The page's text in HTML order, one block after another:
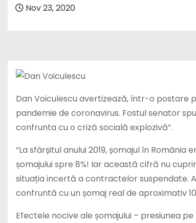
Nov 23, 2020
Dan Voiculescu avertizează, într-o postare
pandemie de coronavirus. Fostul senator
confrunta cu o criză socială explozivă”.
“La sfârșitul anului 2019, șomajul în
șomajului spre 8%! Iar această cifră nu
situația incertă a contractelor suspendate.
confruntă cu un șomaj real de aproximativ
Efectele nocive ale șomajului – presiunea